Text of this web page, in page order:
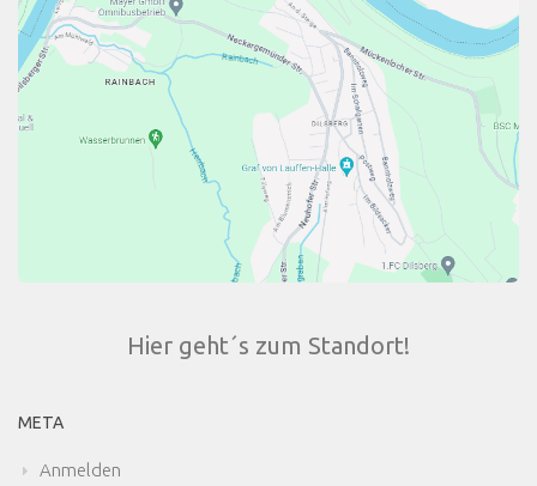
Hier geht´s zum Standort!
META
Anmelden